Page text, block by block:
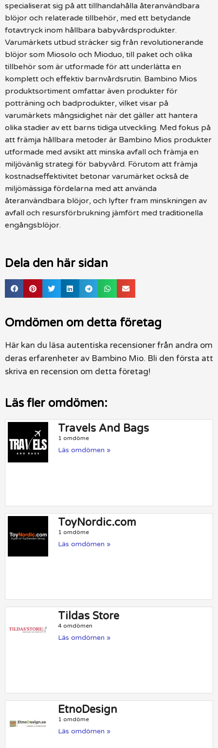
specialiserat sig på att tillhandahålla återanvändbara
blöjor och relaterade tillbehör, med ett betydande
fotavtryck inom hållbara babyvårdsprodukter.
Varumärkets utbud sträcker sig från revolutionerande
blöjor som Miosolo och Mioduo, till paket och olika
tillbehör som är utformade för att underlätta en
komplett och effektiv barnvårdsrutin. Bambino Mios
produktsortiment omfattar även produkter för
potträning och badprodukter, vilket visar på
varumärkets mångsidighet när det gäller att hantera
olika stadier av ett barns tidiga utveckling. Med fokus på
att främja hållbara metoder är Bambino Mios produkter
utformade med avsikt att minska avfall och främja en
miljövänlig strategi för babyvård. Förutom att främja
kostnadseffektivitet betonar varumärket också de
miljömässiga fördelarna med att använda
återanvändbara blöjor, och lyfter fram minskningen av
avfall och resursförbrukning jämfört med traditionella
engångsblöjor.
Dela den här sidan
Omdömen om detta företag
Här kan du läsa autentiska recensioner från andra om
deras erfarenheter av Bambino Mio. Bli den första att
skriva en recension om detta företag!
Läs fler omdömen:
Travels And Bags
1 omdöme
Läs omdömen »
ToyNordic.com
1 omdöme
Läs omdömen »
Tildas Store
4 omdömen
Läs omdömen »
EtnoDesign
1 omdöme
Läs omdömen »